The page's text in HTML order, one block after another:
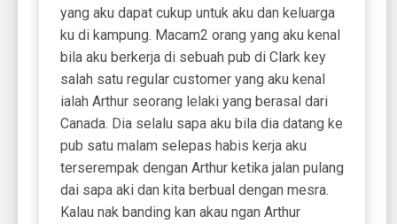
yang aku dapat cukup untuk aku dan keluarga
ku di kampung. Macam2 orang yang aku kenal
bila aku berkerja di sebuah pub di Clark key
salah satu regular customer yang aku kenal
ialah Arthur seorang lelaki yang berasal dari
Canada. Dia selalu sapa aku bila dia datang ke
pub satu malam selepas habis kerja aku
terserempak dengan Arthur ketika jalan pulang
dai sapa aki dan kita berbual dengan mesra.
Kalau nak banding kan akau ngan Arthur